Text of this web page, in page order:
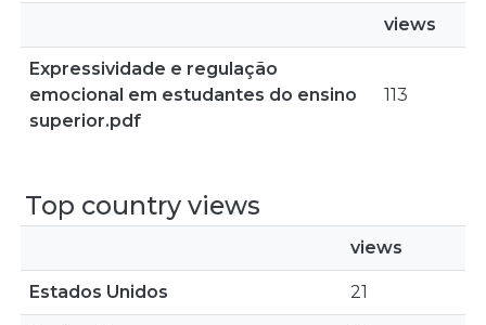
views
Expressividade e regulação
emocional em estudantes do ensino
superior.pdf
113
Top country views
views
Estados Unidos 21